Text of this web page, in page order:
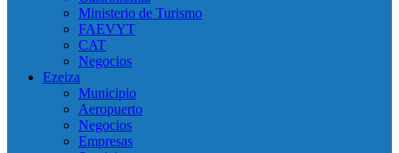
Ministerio de Turismo
FAEVYT
CAT
Negocios
Ezeiza
Municipio
Aeropuerto
Negocios
Empresas